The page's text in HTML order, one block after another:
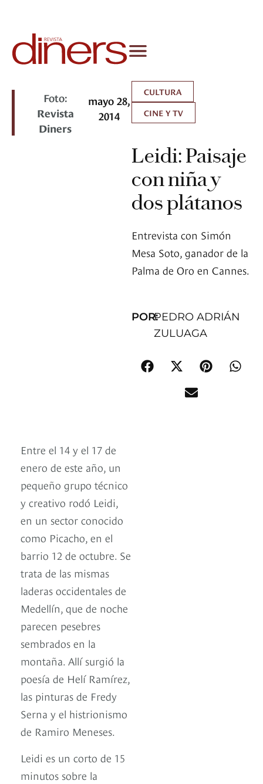
Foto:
Revista
Diners
mayo 28,
2014
CULTURA
CINE Y TV
Leidi: Paisaje
con niña y
dos plátanos
Entrevista con Simón
Mesa Soto, ganador de la
Palma de Oro en Cannes.
POR:PEDRO ADRIÁN
ZULUAGA
Entre el 14 y el 17 de
enero de este año, un
pequeño grupo técnico
y creativo rodó Leidi,
en un sector conocido
como Picacho, en el
barrio 12 de octubre. Se
trata de las mismas
laderas occidentales de
Medellín, que de noche
parecen pesebres
sembrados en la
montaña. Allí surgió la
poesía de Helí Ramírez,
las pinturas de Fredy
Serna y el histrionismo
de Ramiro Meneses.
Leidi es un corto de 15
minutos sobre la